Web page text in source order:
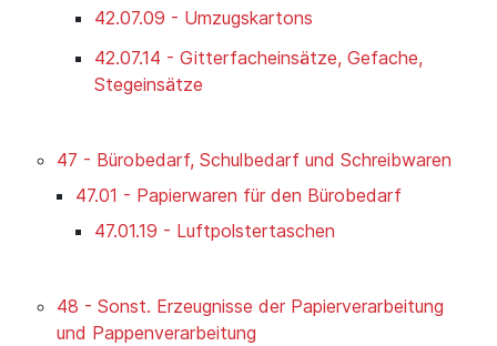
42.07.09 - Umzugskartons
42.07.14 - Gitterfacheinsätze, Gefache,
Stegeinsätze
47 - Bürobedarf, Schulbedarf und Schreibwaren
47.01 - Papierwaren für den Bürobedarf
47.01.19 - Luftpolstertaschen
48 - Sonst. Erzeugnisse der Papierverarbeitung
und Pappenverarbeitung